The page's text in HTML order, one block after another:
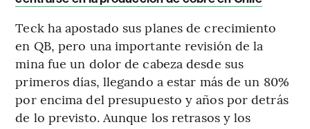
Teck ha apostado sus planes de crecimiento
en QB, pero una importante revisión de la
mina fue un dolor de cabeza desde sus
primeros días, llegando a estar más de un 80%
por encima del presupuesto y años por detrás
de lo previsto. Aunque los retrasos y los